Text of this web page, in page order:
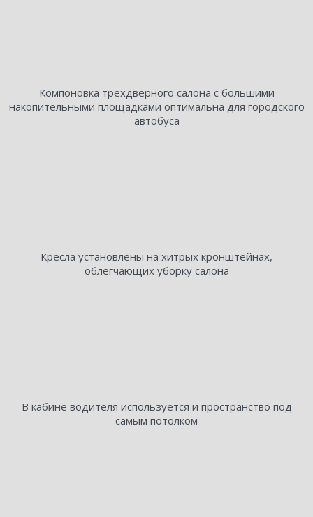
Компоновка трехдверного салона с большими
накопительными площадками оптимальна для городского
автобуса
Кресла установлены на хитрых кронштейнах,
облегчающих уборку салона
В кабине водителя используется и пространство под
самым потолком